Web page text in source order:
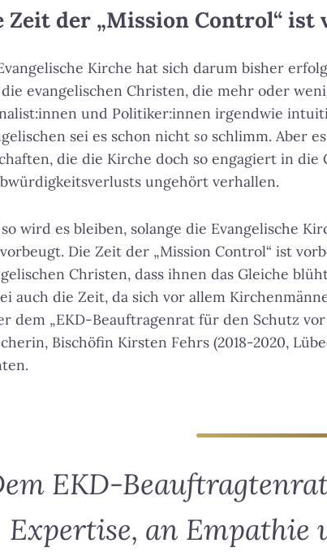
Zeit der „Mission Control“ ist
Kirche hat sich darum bisher
evangelischen Christen, die mehr oder
und Politiker:innen irgendwie
sei es schon nicht so schlimm. Aber
die die Kirche doch so engagiert in
ungehört verhallen.
wird es bleiben, solange die Evangelische
Die Zeit der „Mission Control“ ist
Christen, dass ihnen das Gleiche
auch die Zeit, da sich vor allem
dem „EKD-Beauftragenrat für den Schutz
Bischöfin Kirsten Fehrs (2018-2020,
EKD-
Expertise, an